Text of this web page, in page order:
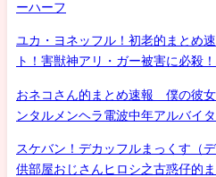
ーハーフ
ユカ・ヨネッフル！初老的まとめ
ト！害獣神アリ・ガー被害に必殺
おネコさん的まとめ速報 僕の彼
ンタルメンヘラ電波中年アルバイ
スケバン！デカッフルまっくす（
供部屋おじさんヒロシ之古惑仔的